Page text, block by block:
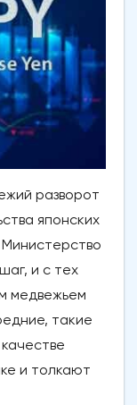
разворот
японских
и с тех
медвежьем
такие
и толкают